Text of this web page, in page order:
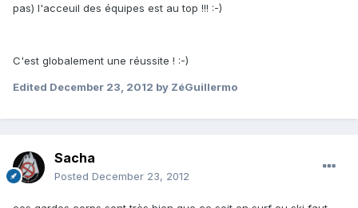
pas) l'acceuil des équipes est au top !!! :-)
C'est globalement une réussite ! :-)
Edited December 23, 2012 by ZéGuillermo
Sacha
Posted December 23, 2012